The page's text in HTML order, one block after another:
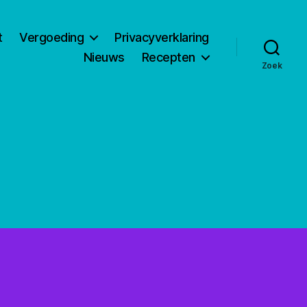
Vergoeding
Privacyverklaring
Nieuws
Recepten
Zoek